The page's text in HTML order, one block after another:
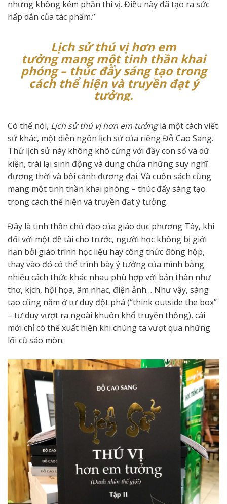
nhưng không kém phần thi vị. Điều này đã tạo ra sức
hấp dẫn của tác phẩm.”
Lịch sử thú vị hơn em
tưởngmang một tinh thần khai
phóng – thúc đẩy sáng tạo trong
cách thể hiện và truyền đạt ý
tưởng.
Có thể nói, Lịch sử thú vị hơn em tưởnglà một cách viết
sử khác, một diễn ngôn lịch sử của riêng Đỗ Cao Sang.
Thứ lịch sử này không khô cứng với đầy con số và dữ
kiện, trái lại sinh động và dung chứa những suy nghĩ
đương thời và bối cảnh đương đại. Và cuốn sách cũng
mang một tinh thần khai phóng – thúc đẩy sáng tạo
trong cách thể hiện và truyền đạt ý tưởng.
Đây là tinh thần chủ đạo của giáo dục phương Tây, khi
đối với một đề tài cho trước, người học không bị giới
hạn bởi giáo trình học liệu hay công thức đóng hộp,
thay vào đó có thể trình bày ý tưởng của mình bằng
nhiều cách thức khác nhau phù hợp với bản thân như
thơ, kịch, hội họa, âm nhạc, điện ảnh… Như vậy, sáng
tạo cũng nằm ở tư duy đột phá (“think outside the box”
– tư duy vượt ra ngoài khuôn khổ truyền thống), cái
mới chỉ có thể xuất hiện khi chúng ta vượt qua những
lối cũ sáo mòn.